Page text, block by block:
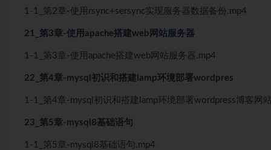
1-1_第2章-使用rsync+sersync实现服务器数据备份.mp4
21_第3章-使用apache搭建web网站服务器
1-1_第3章-使用apache搭建web网站服务器.mp4
22_第4章-mysql初识和搭建lamp环境部署wordpres
1-1_第4章-mysql初识和搭建lamp环境部署wordpress博客网
23_第5章-mysql8基础语句
1-1_第5章-mysql8基础语句.mp4